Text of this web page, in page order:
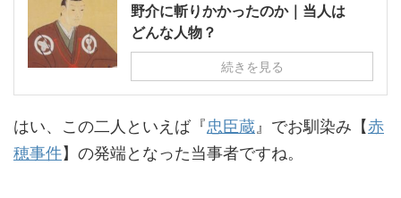
野介に斬りかかったのか｜当人は
どんな人物？
続きを見る
はい、この二人といえば『忠臣蔵 』でお馴染み【赤
穂事件】の発端となった当事者ですね。